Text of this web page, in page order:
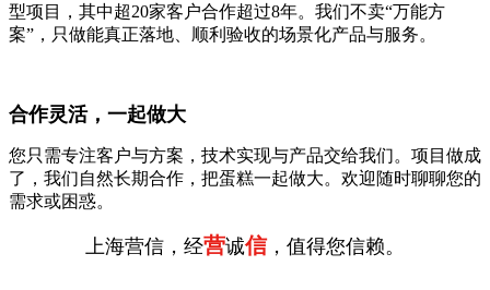
型项目，其中超20家客户合作超过8年。我们不卖“万能方
案”，只做能真正落地、顺利验收的场景化产品与服务。
合作灵活，一起做大
您只需专注客户与方案，技术实现与产品交给我们。项目做成
了，我们自然长期合作，把蛋糕一起做大。欢迎随时聊聊您的
需求或困惑。
上海营信，经营诚信，值得您信赖。